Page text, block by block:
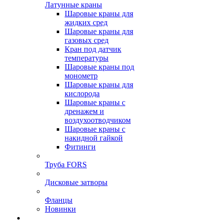
Латунные краны
Шаровые краны для
жидких сред
Шаровые краны для
газовых сред
Кран под датчик
температуры
Шаровые краны под
монометр
Шаровые краны для
кислорода
Шаровые краны с
дренажем и
воздухоотводчиком
Шаровые краны с
накидной гайкой
Фитинги
Труба FORS
Дисковые затворы
Фланцы
Новинки